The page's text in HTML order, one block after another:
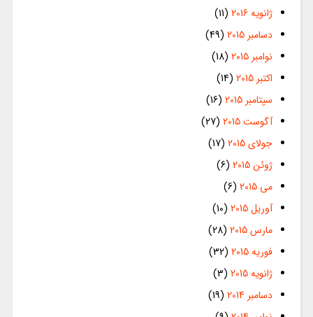
ژانویه 2016
(11)
دسامبر 2015
(49)
نوامبر 2015
(18)
اکتبر 2015
(14)
سپتامبر 2015
(16)
آگوست 2015
(27)
جولای 2015
(17)
ژوئن 2015
(6)
می 2015
(6)
آوریل 2015
(10)
مارس 2015
(28)
فوریه 2015
(32)
ژانویه 2015
(3)
دسامبر 2014
(19)